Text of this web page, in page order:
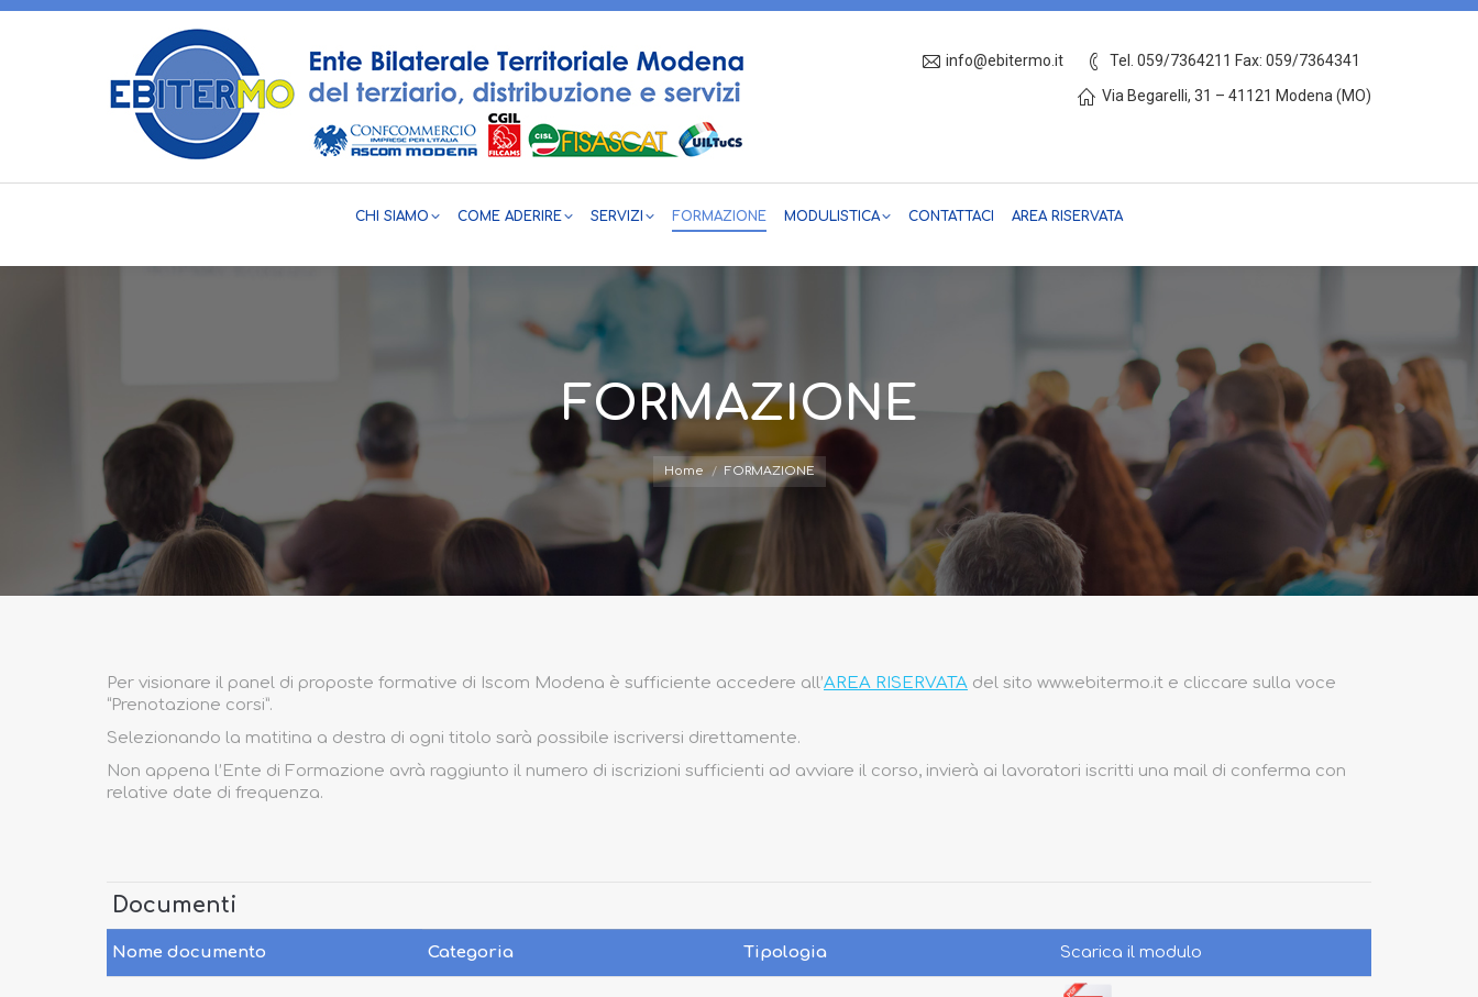
info@ebitermo.it
Tel. 059/7364211 Fax: 059/7364341
Via Begarelli, 31 – 41121 Modena (MO)
CHI SIAMO COME ADERIRE SERVIZI FORMAZIONE MODULISTICA CONTATTACI AREA RISERVATA
FORMAZIONE
Tu sei qui:
Home FORMAZIONE
Per visionare il panel di proposte formative di Iscom Modena è sufficiente accedere all’AREA RISERVATA del sito www.ebitermo.it e cliccare sulla voce
“Prenotazione corsi”.
Selezionando la matitina a destra di ogni titolo sarà possibile iscriversi direttamente.
Non appena l’Ente di Formazione avrà raggiunto il numero di iscrizioni sufficienti ad avviare il corso, invierà ai lavoratori iscritti una mail di conferma con
relative date di frequenza.
Documenti
Nome documento Categoria Tipologia Scarica il modulo
CHI SIAMO COME ADERIRE FORMAZIONE MODULISTICA CONTATTACI AREA RISERVATA